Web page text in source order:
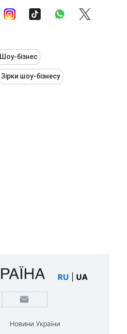
Шоу-бізнес
Зірки шоу-бізнесу
RU UA
Новини України